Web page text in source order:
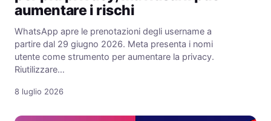
aumentare i rischi
WhatsApp apre le prenotazioni degli username a
partire dal 29 giugno 2026. Meta presenta i nomi
utente come strumento per aumentare la privacy.
Riutilizzare…
8 luglio 2026